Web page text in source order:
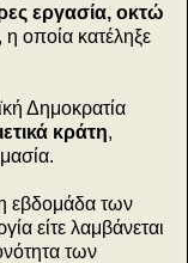
εργασία, οκτώ
η οποία κατέληξε
Δημοκρατία
κράτη,
εβδομάδα των
είτε λαμβάνεται
των